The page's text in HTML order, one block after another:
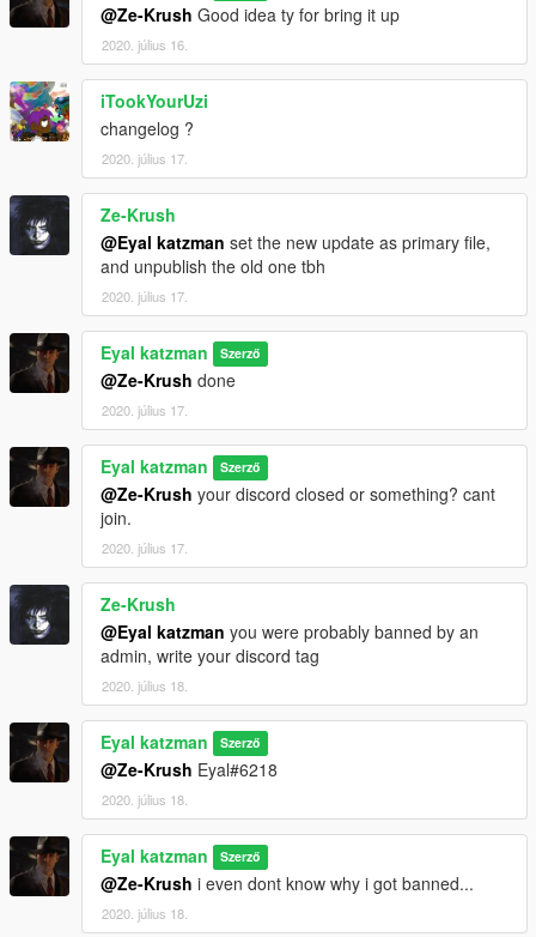
@Ze-Krush Good idea ty for bring it up
2020. július 16.
iTookYourUzi
changelog ?
2020. július 17.
Ze-Krush
@Eyal katzman set the new update as primary file,
and unpublish the old one tbh
2020. július 17.
Eyal katzman Szerző
@Ze-Krush done
2020. július 17.
Eyal katzman Szerző
@Ze-Krush your discord closed or something? cant
join.
2020. július 17.
Ze-Krush
@Eyal katzman you were probably banned by an
admin, write your discord tag
2020. július 18.
Eyal katzman Szerző
@Ze-Krush Eyal#6218
2020. július 18.
Eyal katzman Szerző
@Ze-Krush i even dont know why i got banned...
2020. július 18.